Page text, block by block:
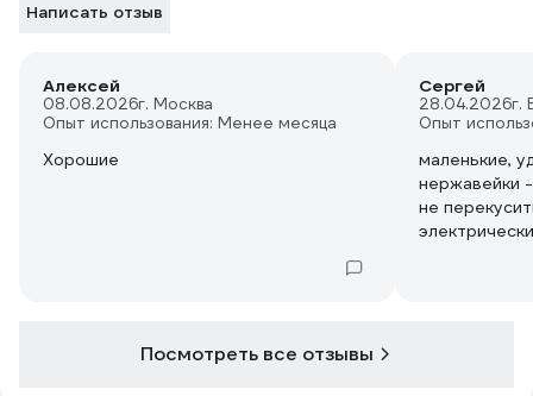
Написать отзыв
Алексей
08.08.2026г. Москва
Опыт использования: Менее месяца
Хорошие
Сергей
28.04.2026г.
Опыт
маленькие,
нержавейки
не
Посмотреть все отзывы